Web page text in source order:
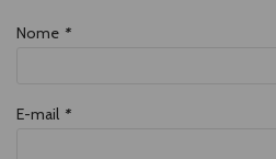
Nome *
E-mail *